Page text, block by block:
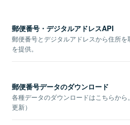
郵便番号・デジタルアドレスAPI
郵便番号とデジタルアドレスから住所
を提供。
郵便番号データのダウンロード
各種データのダウンロードはこちらから
更新）